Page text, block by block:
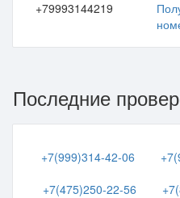
+79993144219
Последние
+7(999)314-42-06
+7(475)250-22-56